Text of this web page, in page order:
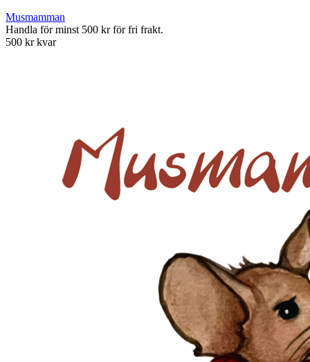
Musmamman
Handla för minst 500 kr för fri frakt.
500 kr kvar